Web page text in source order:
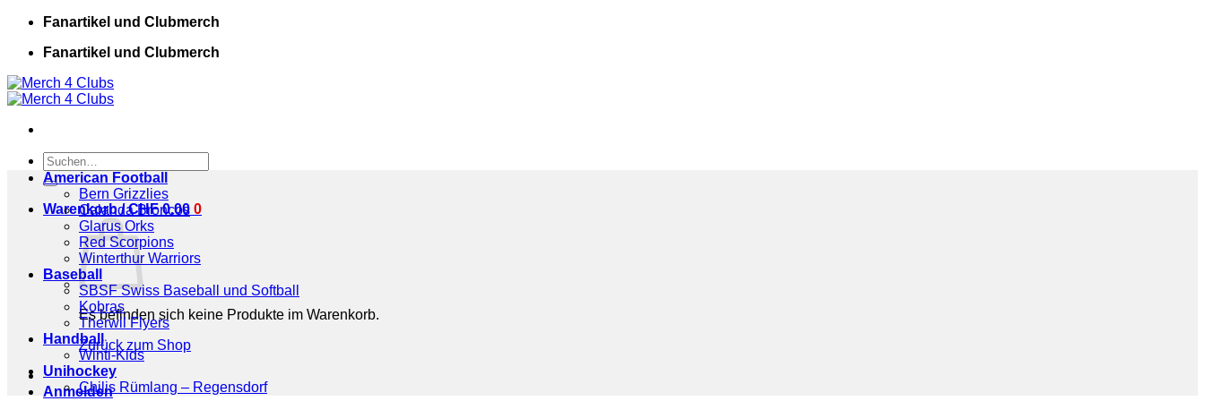
Zum
springen
Fanartikel und Clubmerch
Fanartikel und Clubmerch
Suchen
nach:
Warenkorb /CHF0.00 0
Es befinden sich keine Produkte im Warenkorb.
Zurück zum Shop
Anmelden
American Football
Bern Grizzlies
Calanda Broncos
Glarus Orks
Red Scorpions
Winterthur Warriors
Baseball
SBSF Swiss Baseball und Softball
Kobras
Therwil Flyers
Handball
Winti-Kids
Unihockey
Chilis Rümlang – Regensdorf